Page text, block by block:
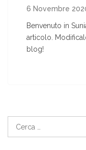
6 Novembre
Benvenuto in
articolo.
blog!